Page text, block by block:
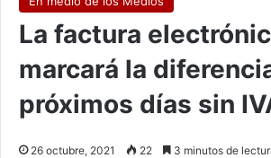
La factura
marcará la
próximos días sin
26 octubre, 2021 22 3 minutos de